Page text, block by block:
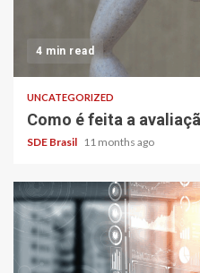
4 min read
UNCATEGORIZED
Como é feita a
SDE Brasil 11 months ago